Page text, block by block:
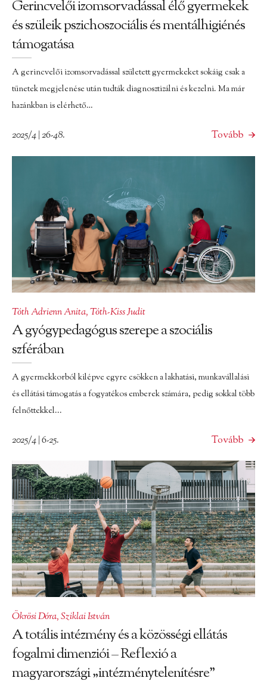
Gerincvelői izomsorvadással élő gyermekek
és szüleik pszichoszociális és mentálhigiénés
támogatása
A gerincvelői izomsorvadással született gyermekeket sokáig csak a
tünetek megjelenése után tudták diagnosztizálni és kezelni. Ma már
hazánkban is elérhető…
2025/4 | 26-48. Tovább
Tóth Adrienn Anita,Tóth-Kiss Judit
A gyógypedagógus szerepe a szociális
szférában
A gyermekkorból kilépve egyre csökken a lakhatási, munkavállalási
és ellátási támogatás a fogyatékos emberek számára, pedig sokkal több
felnőttekkel...
2025/4 | 6-25. Tovább
Ökrösi Dóra,Sziklai István
A totális intézmény és a közösségi ellátás
fogalmi dimenziói – Reflexió a
magyarországi „intézménytelenítésre”